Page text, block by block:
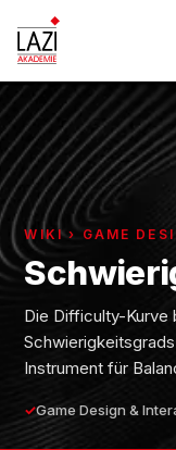
WIKI › GAME
Die Difficulty-Kurve
Instrument für
Game Design &